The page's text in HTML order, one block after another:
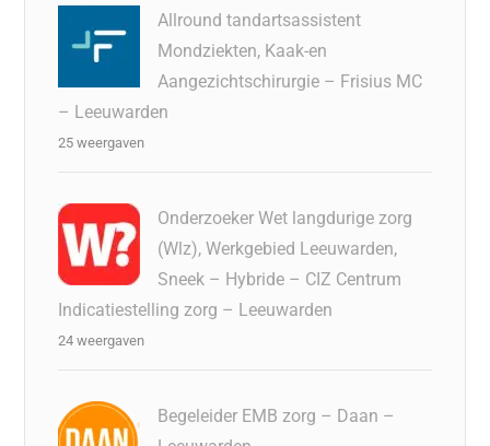
Allround tandartsassistent
Mondziekten, Kaak-en
Aangezichtschirurgie – Frisius MC
– Leeuwarden
25 weergaven
Onderzoeker Wet langdurige zorg
(Wlz), Werkgebied Leeuwarden,
Sneek – Hybride – CIZ Centrum
Indicatiestelling zorg – Leeuwarden
24 weergaven
Begeleider EMB zorg – Daan –